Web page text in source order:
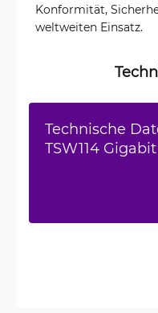
Konformität,
weltweiten Einsatz.
Technische
TSW114